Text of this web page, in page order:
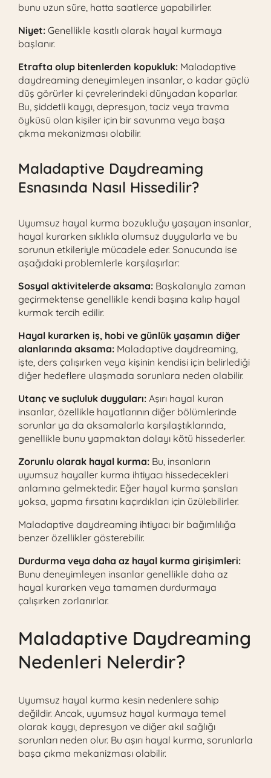
bunu uzun süre, hatta saatlerce yapabilirler.
Niyet: Genellikle kasıtlı olarak hayal kurmaya
başlanır.
Etrafta olup bitenlerden kopukluk: Maladaptive
daydreaming deneyimleyen insanlar, o kadar güçlü
düş görürler ki çevrelerindeki dünyadan koparlar.
Bu, şiddetli kaygı, depresyon, taciz veya travma
öyküsü olan kişiler için bir savunma veya başa
çıkma mekanizması olabilir.
Maladaptive Daydreaming
Esnasında Nasıl Hissedilir?
Uyumsuz hayal kurma bozukluğu yaşayan insanlar,
hayal kurarken sıklıkla olumsuz duygularla ve bu
sorunun etkileriyle mücadele eder. Sonucunda ise
aşağıdaki problemlerle karşılaşırlar:
Sosyal aktivitelerde aksama: Başkalarıyla zaman
geçirmektense genellikle kendi başına kalıp hayal
kurmak tercih edilir.
Hayal kurarken iş, hobi ve günlük yaşamın diğer
alanlarında aksama: Maladaptive daydreaming,
işte, ders çalışırken veya kişinin kendisi için belirlediği
diğer hedeflere ulaşmada sorunlara neden olabilir.
Utanç ve suçluluk duyguları: Aşırı hayal kuran
insanlar, özellikle hayatlarının diğer bölümlerinde
sorunlar ya da aksamalarla karşılaştıklarında,
genellikle bunu yapmaktan dolayı kötü hissederler.
Zorunlu olarak hayal kurma: Bu, insanların
uyumsuz hayaller kurma ihtiyacı hissedecekleri
anlamına gelmektedir. Eğer hayal kurma şansları
yoksa, yapma fırsatını kaçırdıkları için üzülebilirler.
Maladaptive daydreaming ihtiyacı bir bağımlılığa
benzer özellikler gösterebilir.
Durdurma veya daha az hayal kurma girişimleri:
Bunu deneyimleyen insanlar genellikle daha az
hayal kurarken veya tamamen durdurmaya
çalışırken zorlanırlar.
Maladaptive Daydreaming
Nedenleri Nelerdir?
Uyumsuz hayal kurma kesin nedenlere sahip
değildir. Ancak, uyumsuz hayal kurmaya temel
olarak kaygı, depresyon ve diğer akıl sağlığı
sorunları neden olur. Bu aşırı hayal kurma, sorunlarla
başa çıkma mekanizması olabilir.